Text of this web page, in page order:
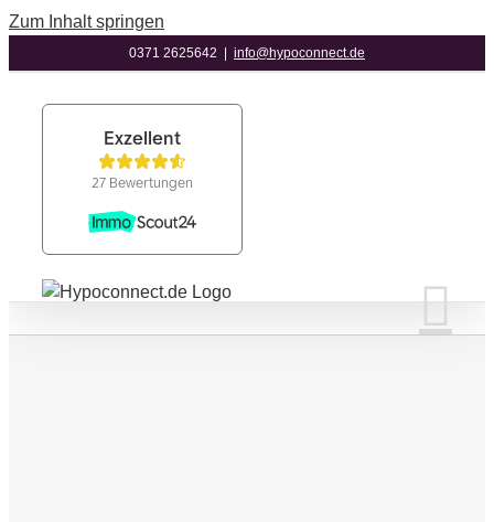
Zum Inhalt springen
0371 2625642 info@hypoconnect.de